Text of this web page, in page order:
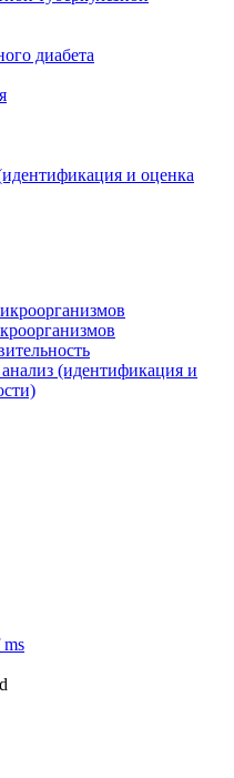
диабета
и оценка
(идентификация и